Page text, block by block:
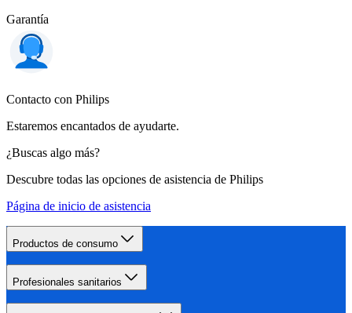
Garantía
Contacto con Philips
Estaremos encantados de ayudarte.
¿Buscas algo más?
Descubre todas las opciones de asistencia de Philips
Página de inicio de asistencia
Productos de consumo
Profesionales sanitarios